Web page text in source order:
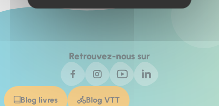
Retrouvez-nous sur
Blog livres Blog VTT